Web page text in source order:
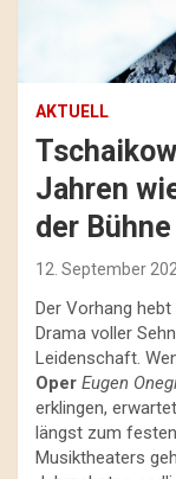
AKTUELL
Jahren
der Bühne
12. September
Der Vorhang
Drama voller
Leidenschaft.
Oper Eugen
erklingen,
längst zum
Musiktheaters